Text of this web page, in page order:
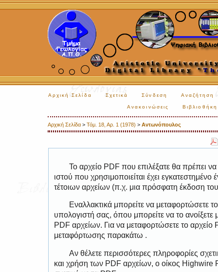
Αρχική Σελίδα Σχετικά Σύνδεση Αναζήτηση
Ανακοινώσεις Βιβλιοθήκη
Αρχική Σελίδα > Τόμ. 18, Αρ. 1 (1978) > Αντωνόπουλος
Το αρχείο PDF που επιλέξατε θα πρέπει
ιστού που χρησιμοποιείται έχει
τέτοιων αρχείων (π.χ. μια πρόσφατη έκδοση
Εναλλακτικά μπορείτε να μεταφορτώσετε
υπολογιστή σας, όπου μπορείτε να το
PDF αρχείων. Για να μεταφορτώσετε το
μεταφόρτωσης παρακάτω .
Αν θέλετε περισσότερες πληροφορίες
και χρήση των PDF αρχείων, ο οίκος Highwire